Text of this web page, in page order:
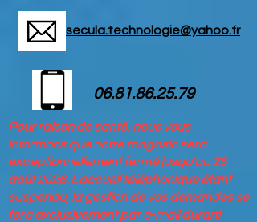
secula.technologie@yahoo.fr
06.81.86.25.79
Pour raison de santé, nous vous
informons que notre magasin sera
exceptionnellement fermé jusqu'au 25
août 2026. L'accueil téléphonique étant
suspendu, la gestion de vos demandes se
fera exclusivement par e-mail durant